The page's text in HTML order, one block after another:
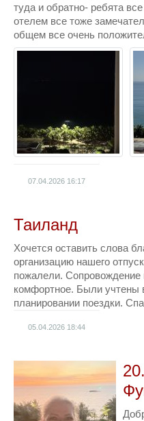
туда и обратно- ребята
отелем все тоже
общем все очень
07.04.2026 16:17
Таиланд
Хочется оставить слова
организацию нашего
пожалели. Сопровождение
комфортное. Были учтены
планировании поездки.
05.04.2026 18:44